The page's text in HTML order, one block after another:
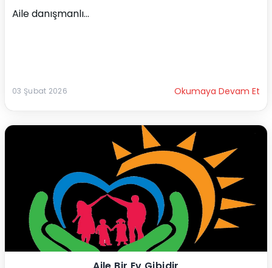
Aile danışmanlı...
03 Şubat 2026 Okumaya Devam Et